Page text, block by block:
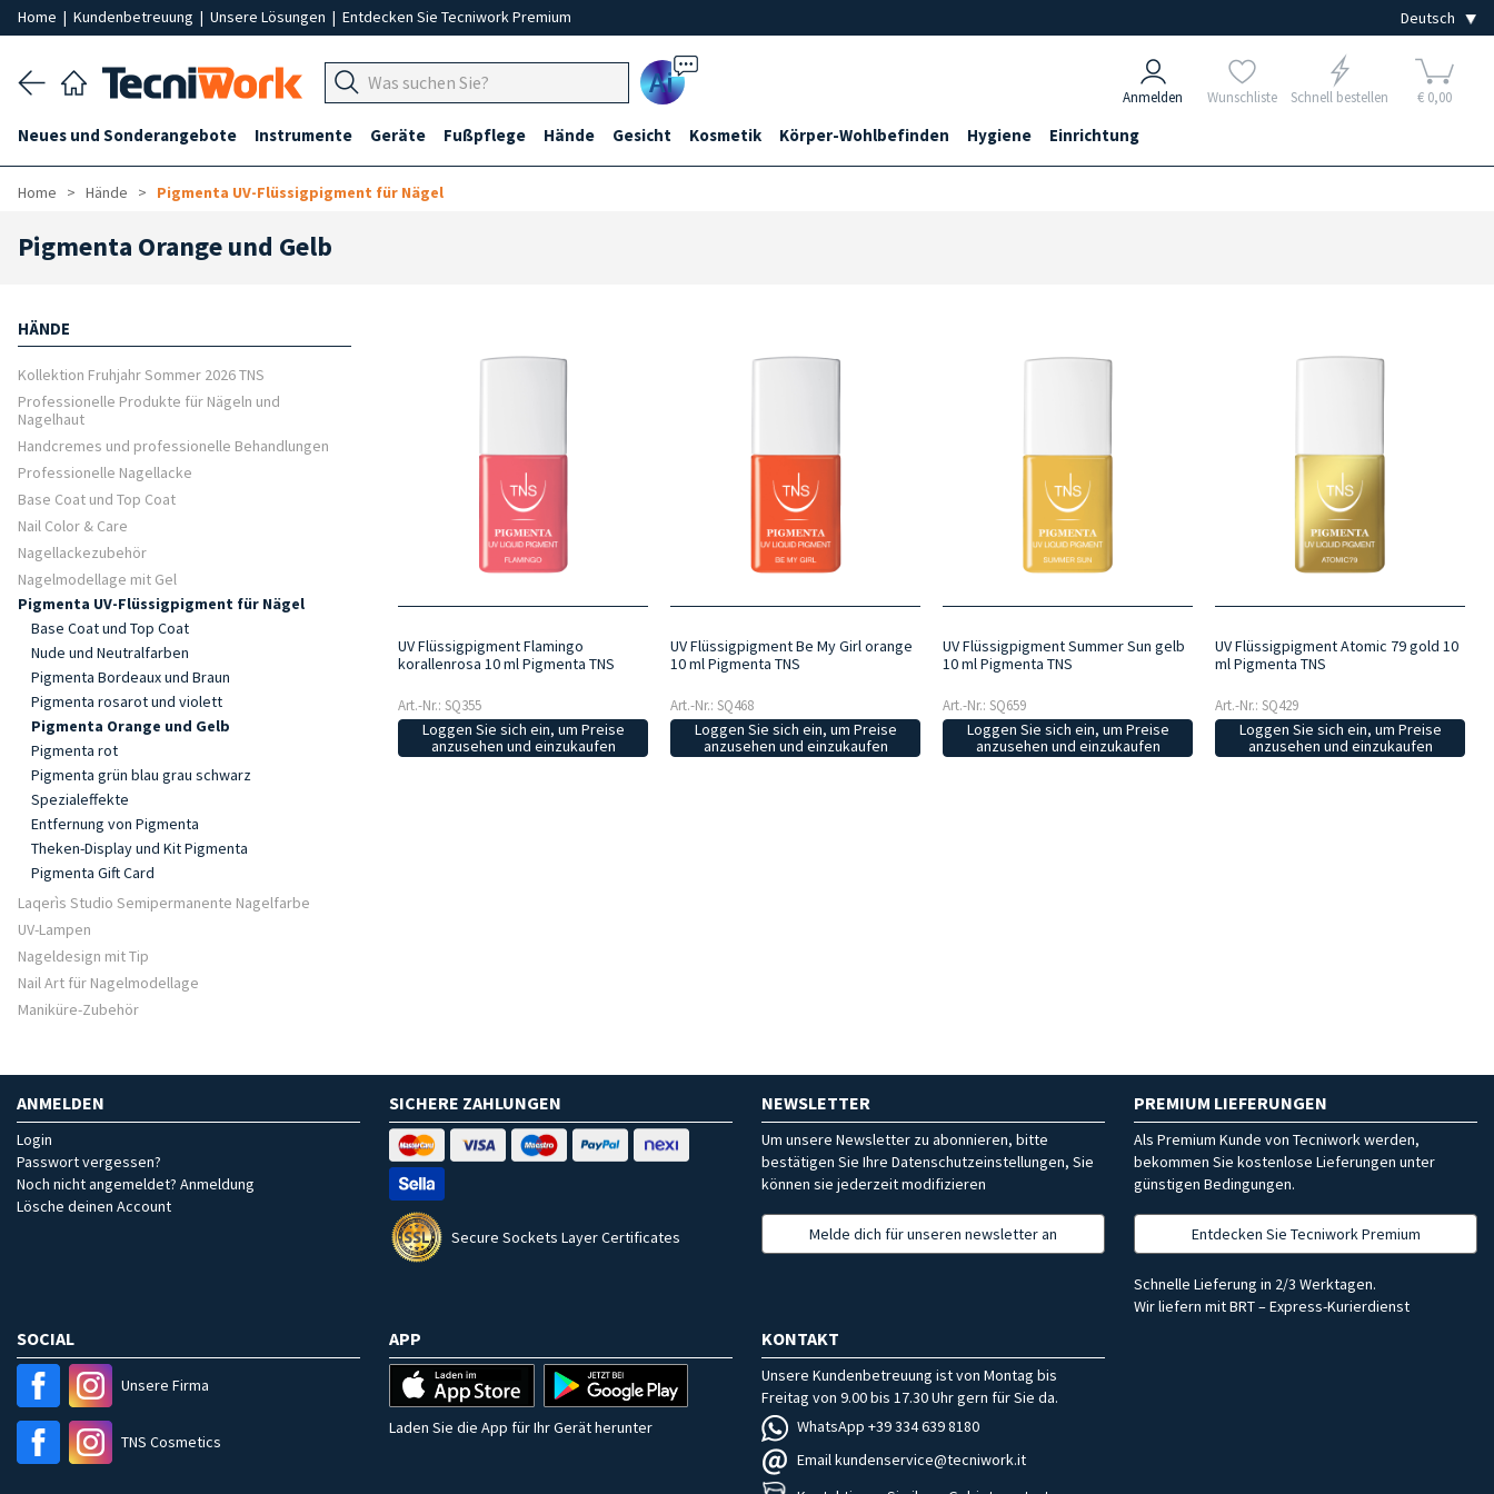
Home | Kundenbetreuung | Unsere Lösungen | Entdecken Sie Tecniwork Premium
Ai Anmelden Wunschliste Schnell bestellen € 0,00
Neues und Sonderangebote Instrumente Geräte Fußpflege Hände Gesicht Kosmetik Körper-Wohlbefinden Hygiene Einrichtung
Home Hände Pigmenta UV-Flüssigpigment für Nägel
Pigmenta Orange und Gelb
HÄNDE
Kollektion Fruhjahr Sommer 2026 TNS
Professionelle Produkte für Nägeln und
Nagelhaut
Handcremes und professionelle Behandlungen
Professionelle Nagellacke
Base Coat und Top Coat
Nail Color & Care
Nagellackezubehör
Nagelmodellage mit Gel
Pigmenta UV-Flüssigpigment für Nägel
Base Coat und Top Coat
Nude und Neutralfarben
Pigmenta Bordeaux und Braun
Pigmenta rosarot und violett
Pigmenta Orange und Gelb
Pigmenta rot
Pigmenta grün blau grau schwarz
Spezialeffekte
Entfernung von Pigmenta
Theken-Display und Kit Pigmenta
Pigmenta Gift Card
Laqerìs Studio Semipermanente Nagelfarbe
UV-Lampen
Nageldesign mit Tip
Nail Art für Nagelmodellage
Maniküre-Zubehör
UV Flüssigpigment Flamingo
korallenrosa 10 ml Pigmenta TNS
Art.-Nr.: SQ355
Loggen Sie sich ein, um Preise
anzusehen und einzukaufen
UV Flüssigpigment Be My Girl orange
10 ml Pigmenta TNS
Art.-Nr.: SQ468
Loggen Sie sich ein, um Preise
anzusehen und einzukaufen
UV Flüssigpigment Summer Sun gelb
10 ml Pigmenta TNS
Art.-Nr.: SQ659
Loggen Sie sich ein, um Preise
anzusehen und einzukaufen
UV Flüssigpigment Atomic 79 gold 10
ml Pigmenta TNS
Art.-Nr.: SQ429
Loggen Sie sich ein, um Preise
anzusehen und einzukaufen
ANMELDEN
Login
Passwort vergessen?
Noch nicht angemeldet? Anmeldung
Lösche deinen Account
SICHERE ZAHLUNGEN
Secure Sockets Layer Certificates
NEWSLETTER
Um unsere Newsletter zu abonnieren, bitte
bestätigen Sie Ihre Datenschutzeinstellungen, Sie
können sie jederzeit modifizieren
Melde dich für unseren newsletter an
PREMIUM LIEFERUNGEN
Als Premium Kunde von Tecniwork werden,
bekommen Sie kostenlose Lieferungen unter
günstigen Bedingungen.
Entdecken Sie Tecniwork Premium
Schnelle Lieferung in 2/3 Werktagen.
Wir liefern mit BRT – Express-Kurierdienst
SOCIAL
Unsere Firma
TNS Cosmetics
APP
Laden Sie die App für Ihr Gerät herunter
KONTAKT
Unsere Kundenbetreuung ist von Montag bis
Freitag von 9.00 bis 17.30 Uhr gern für Sie da.
WhatsApp +39 334 639 8180
Email kundenservice@tecniwork.it